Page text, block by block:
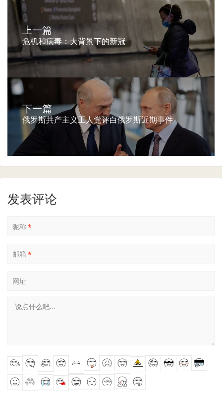
上一篇
危机和病毒：大背景下的新冠
下一篇
俄罗斯共产主义工人党评白俄罗斯近期事件
发表评论
昵称*
邮箱 *
网址